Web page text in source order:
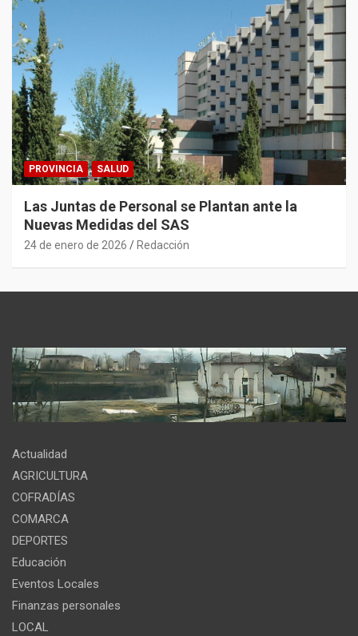
PROVINCIA SALUD
Las Juntas de Personal se Plantan ante la
Nuevas Medidas del SAS
24 de enero de 2026 Redacción
Actualidad
AGRICULTURA
COFRADÍAS
COMARCA
DEPORTES
Educación
Eventos Locales
Finanzas personales
LOCAL